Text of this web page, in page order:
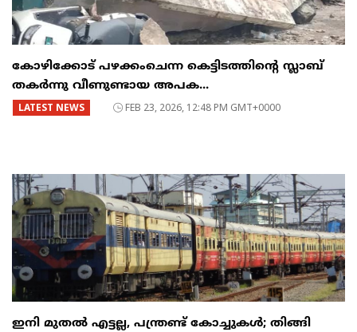
കോഴിക്കോട് പഴക്കംചെന്ന കെട്ടിടത്തിന്റെ സ്ലാബ്
തകർന്നു വീണുണ്ടായ അപക...
LATEST NEWS FEB 23, 2026, 12:48 PM GMT+0000
ഇനി മുതൽ എട്ടല്ല, പന്ത്രണ്ട് കോച്ചുകള്‍; തിങ്ങി